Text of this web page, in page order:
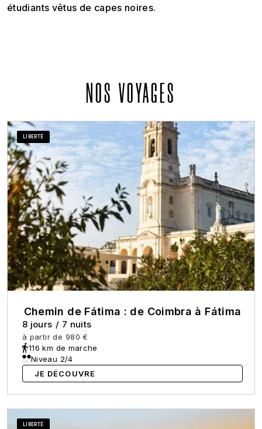
étudiants vêtus de capes noires.
NOS VOYAGES
LIBERTÉ
Chemin de Fátima : de Coimbra à Fátima
8 jours / 7 nuits
à partir de 980 €
116 km de marche
Niveau 2/4
JE DÉCOUVRE
LIBERTÉ